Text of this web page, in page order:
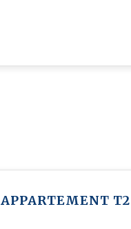
APPARTEMENT T2